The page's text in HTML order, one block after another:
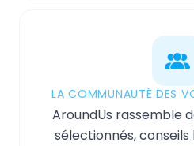
LA COMMUNAUTÉ DES
AroundUs rassemble
sélectionnés,